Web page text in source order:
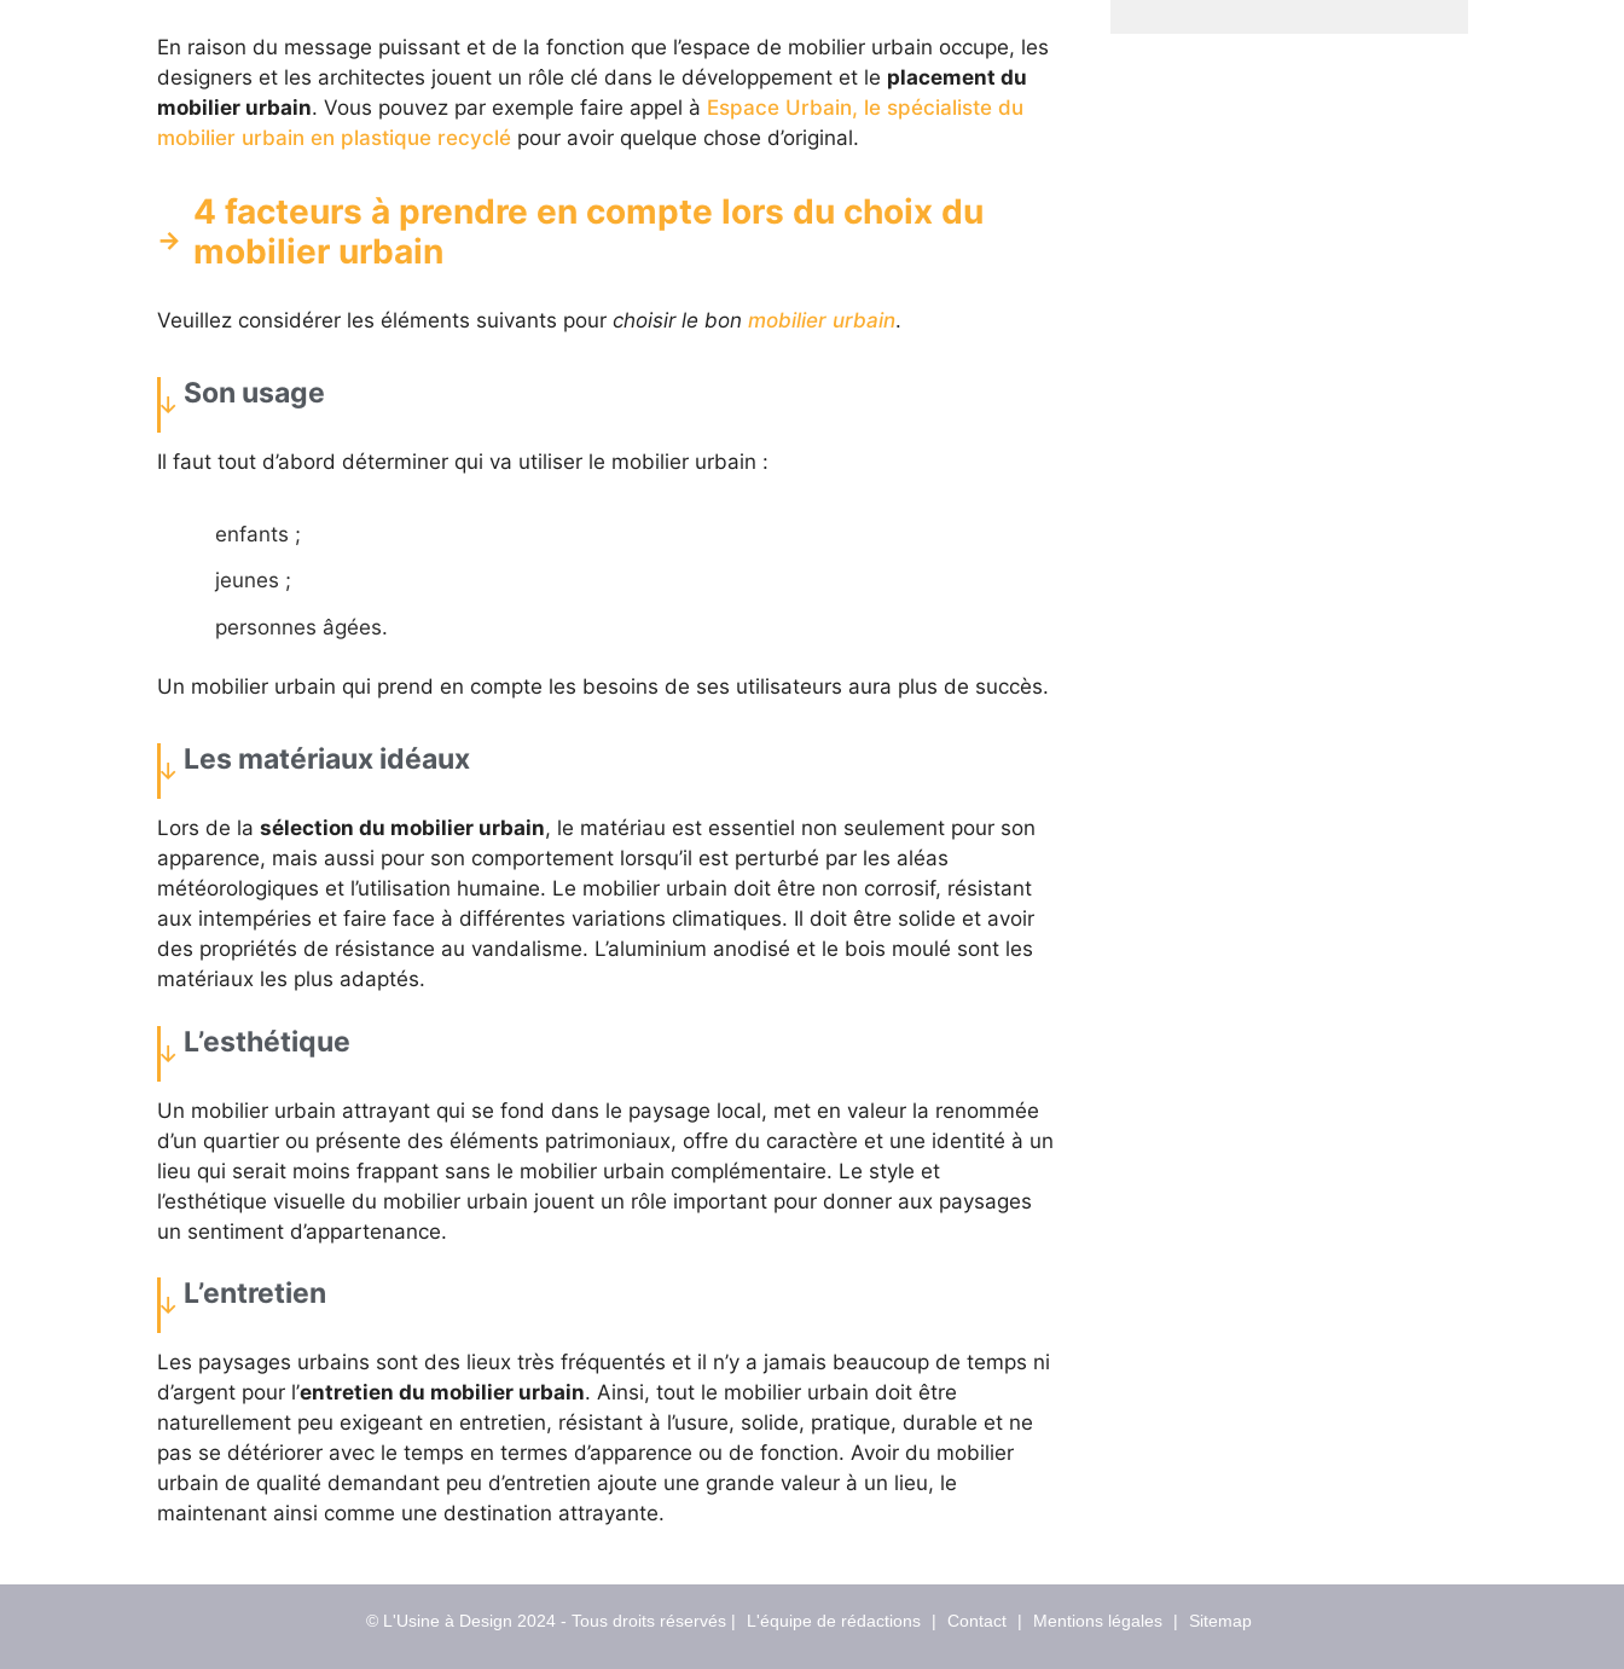
En raison du message puissant et de la fonction que l’espace de mobilier urbain occupe, les
designers et les architectes jouent un rôle clé dans le développement et le placement du
mobilier urbain. Vous pouvez par exemple faire appel à Espace Urbain, le spécialiste du
mobilier urbain en plastique recyclépour avoir quelque chose d’original.
4 facteurs à prendre en compte lors du choix du
mobilier urbain
Veuillez considérer les éléments suivants pour choisir le bon mobilier urbain.
Son usage
Il faut tout d’abord déterminer qui va utiliser le mobilier urbain :
enfants ;
jeunes ;
personnes âgées.
Un mobilier urbain qui prend en compte les besoins de ses utilisateurs aura plus de succès.
Les matériaux idéaux
Lors de la sélection du mobilier urbain, le matériau est essentiel non seulement pour son
apparence, mais aussi pour son comportement lorsqu’il est perturbé par les aléas
météorologiques et l’utilisation humaine. Le mobilier urbain doit être non corrosif, résistant
aux intempéries et faire face à différentes variations climatiques. Il doit être solide et avoir
des propriétés de résistance au vandalisme. L’aluminium anodisé et le bois moulé sont les
matériaux les plus adaptés.
L’esthétique
Un mobilier urbain attrayant qui se fond dans le paysage local, met en valeur la renommée
d’un quartier ou présente des éléments patrimoniaux, offre du caractère et une identité à un
lieu qui serait moins frappant sans le mobilier urbain complémentaire. Le style et
l’esthétique visuelle du mobilier urbain jouent un rôle important pour donner aux paysages
un sentiment d’appartenance.
L’entretien
Les paysages urbains sont des lieux très fréquentés et il n’y a jamais beaucoup de temps ni
d’argent pour l’entretien du mobilier urbain. Ainsi, tout le mobilier urbain doit être
naturellement peu exigeant en entretien, résistant à l’usure, solide, pratique, durable et ne
pas se détériorer avec le temps en termes d’apparence ou de fonction. Avoir du mobilier
urbain de qualité demandant peu d’entretien ajoute une grande valeur à un lieu, le
maintenant ainsi comme une destination attrayante.
© L'Usine à Design 2024 - Tous droits réservés | L'équipe de rédactions | Contact | Mentions légales | Sitemap